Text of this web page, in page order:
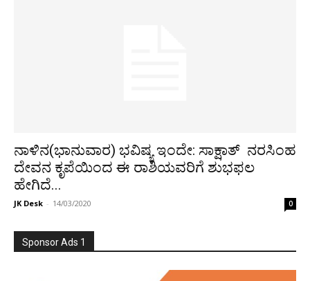
ನಾಳಿನ(ಭಾನುವಾರ) ಭವಿಷ್ಯ ಇಂದೇ: ಸಾಕ್ಷಾತ್ ನರಸಿಂಹ
ದೇವನ ಕೃಪೆಯಿಂದ ಈ ರಾಶಿಯವರಿಗೆ ಶುಭಫಲ
ಹೇಗಿದೆ...
JK Desk - 14/03/2020 0
Sponsor Ads 1